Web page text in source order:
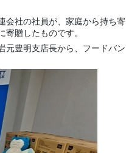
会社の社員が、家庭から持ち寄
贈したものです。
元豊明支店長から、フードバン